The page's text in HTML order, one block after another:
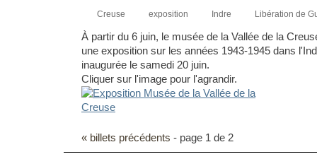
Creuse exposition Indre Libération de
À partir du 6 juin, le musée de la Vallée de la
une exposition sur les années 1943-1945 dans
inaugurée le samedi 20 juin.
Cliquer sur l'image pour l'agrandir.
« billets précédents - page 1 de 2